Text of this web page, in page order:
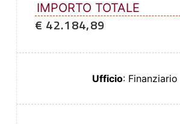
IMPORTO TOTALE
€ 42.184,89
Ufficio: Finanziario